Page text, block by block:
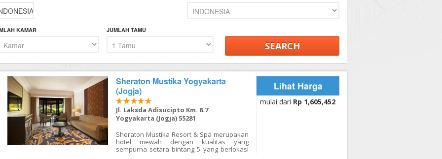
KAMAR JUMLAH TAMU
Sheraton Mustika Yogyakarta
(Jogja)
Jl. Laksda Adisucipto Km. 8.7
Yogyakarta (Jogja) 55281
Sheraton Mustika Resort & Spa merupakan
hotel mewah dengan kualitas yang
sempurna setara bintang 5 yang berlokasi
mulai dari Rp 1,605,452